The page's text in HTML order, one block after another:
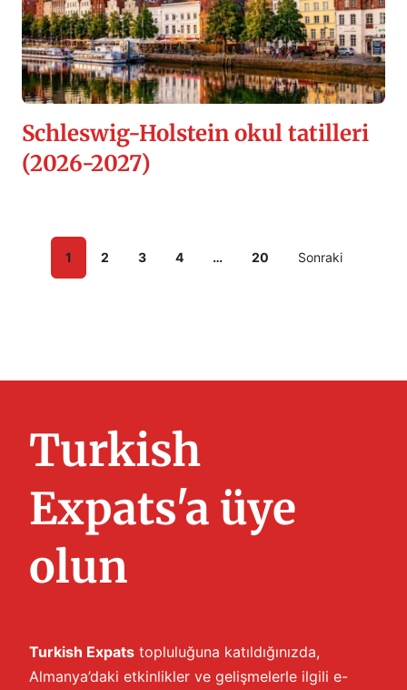
Schleswig-Holstein okul tatilleri
(2026-2027)
1 2 3 4 … 20 Sonraki
Turkish
Expats'a üye
olun
Turkish Expats topluluğuna katıldığınızda,
Almanya’daki etkinlikler ve gelişmelerle ilgili e-